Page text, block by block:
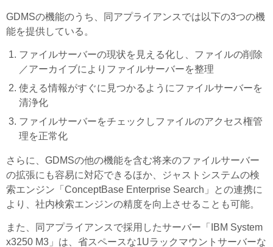
GDMSの機能のうち、同アプライアンスでは以下の3つの機
能を提供している。
ファイルサーバーの現状を見える化し、ファイルの削除
／アーカイブによりファイルサーバーを整理
使える情報がすぐに見つかるようにファイルサーバーを
清浄化
ファイルサーバーをチェックしファイルのアクセス権管
理を正常化
さらに、GDMSの他の機能を含む将来のファイルサーバー
の拡張にも容易に対応できるほか、ジャストシステムの検
索エンジン「ConceptBase Enterprise Search」との連携に
より、社内検索エンジンの精度を向上させることも可能。
また、同アプライアンスで採用したサーバー「IBM System
x3250 M3」は、省スペースな1Uラックマウントサーバーな